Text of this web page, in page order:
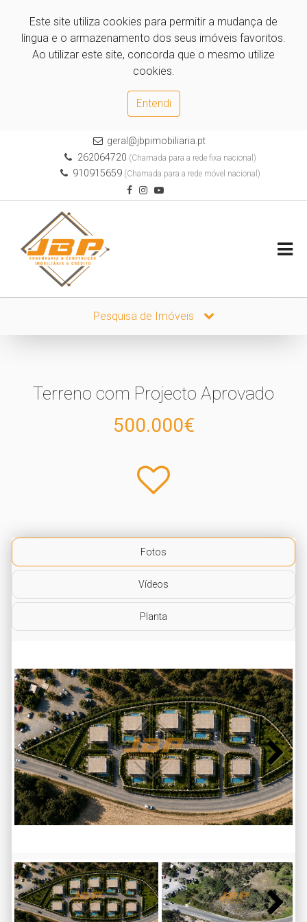
Este site utiliza cookies para permitir a mudança de
língua e o armazenamento dos seus imóveis favoritos.
Ao utilizar este site, concorda que o mesmo utilize
cookies.
Entendi
geral@jbpimobiliaria.pt
262064720 (Chamada para a rede fixa nacional)
910915659 (Chamada para a rede móvel nacional)
Pesquisa de Imóveis
Terreno com Projecto Aprovado
500.000€
Fotos
Vídeos
Planta
Next